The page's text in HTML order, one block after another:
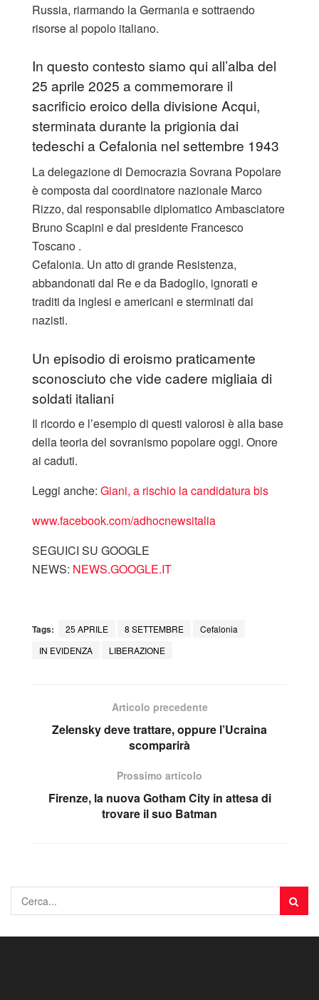
Russia, riarmando la Germania e sottraendo
risorse al popolo italiano.
In questo contesto siamo qui all’alba del
25 aprile 2025 a commemorare il
sacrificio eroico della divisione Acqui,
sterminata durante la prigionia dai
tedeschi a Cefalonia nel settembre 1943
La delegazione di Democrazia Sovrana Popolare
è composta dal coordinatore nazionale Marco
Rizzo, dal responsabile diplomatico Ambasciatore
Bruno Scapini e dal presidente Francesco
Toscano .
Cefalonia. Un atto di grande Resistenza,
abbandonati dal Re e da Badoglio, ignorati e
traditi da inglesi e americani e sterminati dai
nazisti.
Un episodio di eroismo praticamente
sconosciuto che vide cadere migliaia di
soldati italiani
Il ricordo e l’esempio di questi valorosi è alla base
della teoria del sovranismo popolare oggi. Onore
ai caduti.
Leggi anche: Giani, a rischio la candidatura bis
www.facebook.com/adhocnewsitalia
SEGUICI SU GOOGLE
NEWS: NEWS.GOOGLE.IT
Tags: 25 APRILE 8 SETTEMBRE
Cefalonia
IN EVIDENZA
LIBERAZIONE
Articolo precedente
Zelensky deve trattare, oppure l’Ucraina
scomparirà
Prossimo articolo
Firenze, la nuova Gotham City in attesa di
trovare il suo Batman